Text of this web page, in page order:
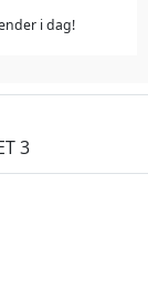
i dag!
3